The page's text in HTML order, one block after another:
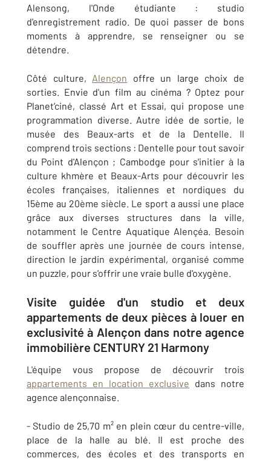
Alensong, l'Onde étudiante : studio
d'enregistrement radio. De quoi passer de bons
moments à apprendre, se renseigner ou se
détendre.
Côté culture, Alençon offre un large choix de
sorties. Envie d'un film au cinéma ? Optez pour
Planet’ciné, classé Art et Essai, qui propose une
programmation diverse. Autre idée de sortie, le
musée des Beaux-arts et de la Dentelle. Il
comprend trois sections : Dentelle pour tout savoir
du Point d'Alençon ; Cambodge pour s'initier à la
culture khmère et Beaux-Arts pour découvrir les
écoles françaises, italiennes et nordiques du
15ème au 20ème siècle. Le sport a aussi une place
grâce aux diverses structures dans la ville,
notamment le Centre Aquatique Alençéa. Besoin
de souffler après une journée de cours intense,
direction le jardin expérimental, organisé comme
un puzzle, pour s'offrir une vraie bulle d'oxygène.
Visite guidée d'un studio et deux
appartements de deux pièces à louer en
exclusivité à Alençon dans notre agence
immobilière CENTURY 21 Harmony
L'équipe vous propose de découvrir trois
appartements en location exclusive dans notre
agence alençonnaise.
- Studio de 25,70 m² en plein cœur du centre-ville,
place de la halle au blé. Il est proche des
commerces, des écoles et des transports en